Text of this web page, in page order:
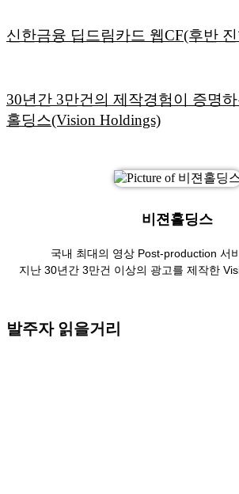
신한금융 딥드림카드 웹CF(후반
30년간 3만건의 제작경험이 증명
홀딩스(Vision Holdings)
비젼홀딩스
국내 최대의 영상 Post-production 서
지난 30년간 3만건 이상의 광고를 제작한
발주자 읽을거리